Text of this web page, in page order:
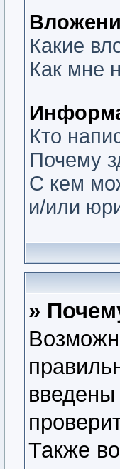
Какие
Как мне
Кто
Почему
С кем
и/или
»
Также